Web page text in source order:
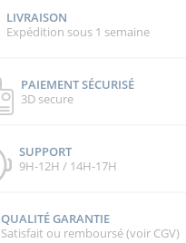
LIVRAISON
Expédition sous 1 semaine
PAIEMENT SÉCURISÉ
3D secure
SUPPORT
9H-12H / 14H-17H
QUALITÉ GARANTIE
Satisfait ou remboursé (voir CGV)